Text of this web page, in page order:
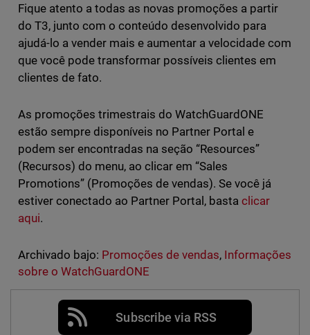
Fique atento a todas as novas promoções a partir
do T3, junto com o conteúdo desenvolvido para
ajudá-lo a vender mais e aumentar a velocidade com
que você pode transformar possíveis clientes em
clientes de fato.
As promoções trimestrais do WatchGuardONE
estão sempre disponíveis no Partner Portal e
podem ser encontradas na seção “Resources”
(Recursos) do menu, ao clicar em “Sales
Promotions” (Promoções de vendas). Se você já
estiver conectado ao Partner Portal, bastaclicar
aqui.
Archivado bajo: Promoções de vendas, Informações
sobre o WatchGuardONE
Subscribe via RSS